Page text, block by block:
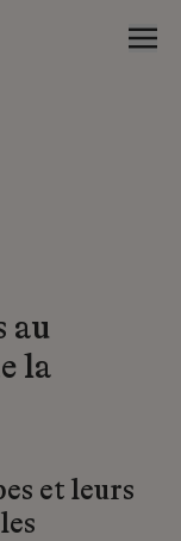
au
la
et leurs